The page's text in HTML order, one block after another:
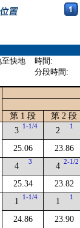
快地
時間:
分段時間:
第 1 段
第 2 段
3 1-1/4
25.06
2 1
23.86
4 3
25.34
4 2-1/2
23.82
1 1-1/4
24.86
1 1
23.90